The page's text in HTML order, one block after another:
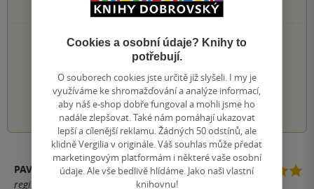
1×
1 hvezdička
PŘIDEJTE SVÉ HODNOCENÍ KNIHY
Hodnocení našich knihkupců: 0.0 z 5
1 2 3 4 5
PAVLÍNA
registrovaný uživatel
Cookies a osobní údaje? Knihy to
potřebují.
O souborech cookies jste určitě již slyšeli. I my je
využíváme ke shromažďování a analýze informací,
aby náš e-shop dobře fungoval a mohli jsme ho
nadále zlepšovat. Také nám pomáhají ukazovat
lepší a cílenější reklamu. Žádných 50 odstínů, ale
klidně Vergilia v originále. Váš souhlas může předat
marketingovým platformám i některé vaše osobní
údaje. Ale vše bedlivě hlídáme. Jako naši vlastní
knihovnu!